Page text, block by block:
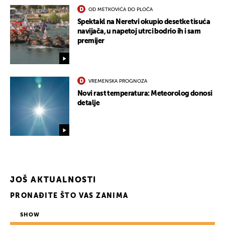
OD METKOVIĆA DO PLOČA
Spektakl na Neretvi okupio desetke tisuća
navijača, u napetoj utrci bodrio ih i sam
premijer
VREMENSKA PROGNOZA
Novi rast temperatura: Meteorolog donosi
detalje
JOŠ AKTUALNOSTI
PRONAĐITE ŠTO VAS ZANIMA
SHOW
UKLJUČITE NOTIFIKACIJE